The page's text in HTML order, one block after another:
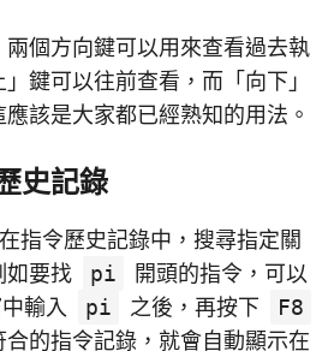
兩個方向鍵可以用來查看過去執
鍵可以往前查看，而「向下」
該是大家都已經熟知的用法。
史記錄
指令歷史記錄中，搜尋指定關
如要找
pi
開頭的指令，可以
輸入
pi 之後，再按下
F8
的指令記錄，就會自動顯示在